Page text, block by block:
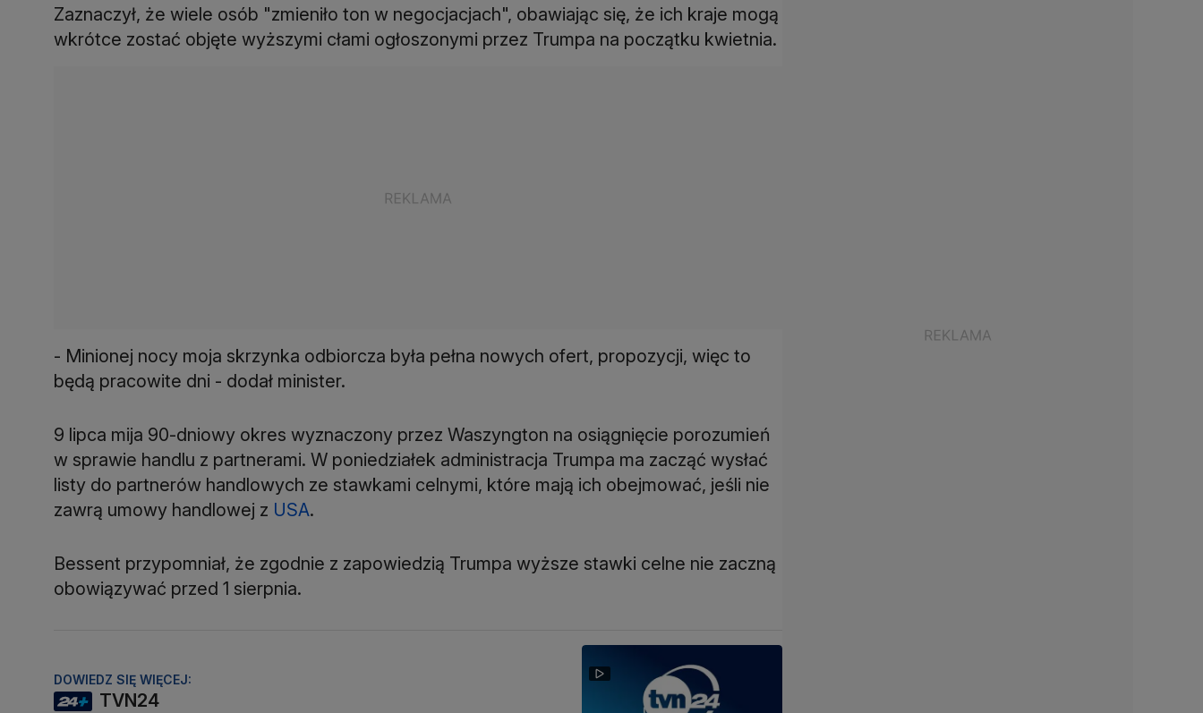
Zaznaczył, że wiele osób "zmieniło ton w negocjacjach", obawiając się, że ich kraje mogą
- Minionej nocy moja skrzynka odbiorcza była pełna nowych ofert, propozycji, więc to
będą pracowite dni - dodał minister.
9 lipca mija 90-dniowy okres wyznaczony przez Waszyngton na osiągnięcie porozumień
w sprawie handlu z partnerami. W poniedziałek administracja Trumpa ma zacząć wysłać
listy do partnerów handlowych ze stawkami celnymi, które mają ich obejmować, jeśli nie
zawrą umowy handlowej z USA.
Bessent przypomniał, że zgodnie z zapowiedzią Trumpa wyższe stawki celne nie zaczną
obowiązywać przed 1 sierpnia.
DOWIEDZ SIĘ WIĘCEJ:
TVN24